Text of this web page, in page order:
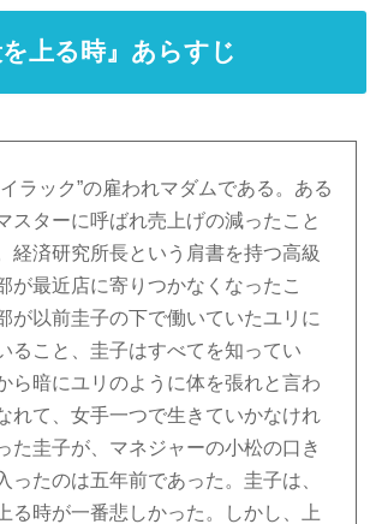
を上る時』あらすじ
ラック”の雇われマダムである。ある
スターに呼ばれ売上げの減ったこと
経済研究所長という肩書を持つ高級
が最近店に寄りつかなくなったこ
が以前圭子の下で働いていたユリに
ること、圭子はすべてを知ってい
ら暗にユリのように体を張れと言わ
れて、女手一つで生きていかなけれ
た圭子が、マネジャーの小松の口き
ったのは五年前であった。圭子は、
る時が一番悲しかった。しかし、上